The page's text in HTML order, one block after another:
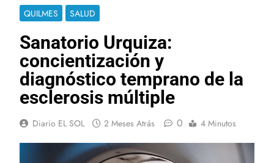
QUILMES SALUD
Sanatorio Urquiza:
concientización y
diagnóstico temprano de la
esclerosis múltiple
Diario EL SOL 2 Meses Atrás 0 4 Minutos